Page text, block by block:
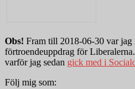
Obs! Fram till 2018-06-30 var jag
förtroendeuppdrag för
varför jag sedan gick med i
Följ mig som: